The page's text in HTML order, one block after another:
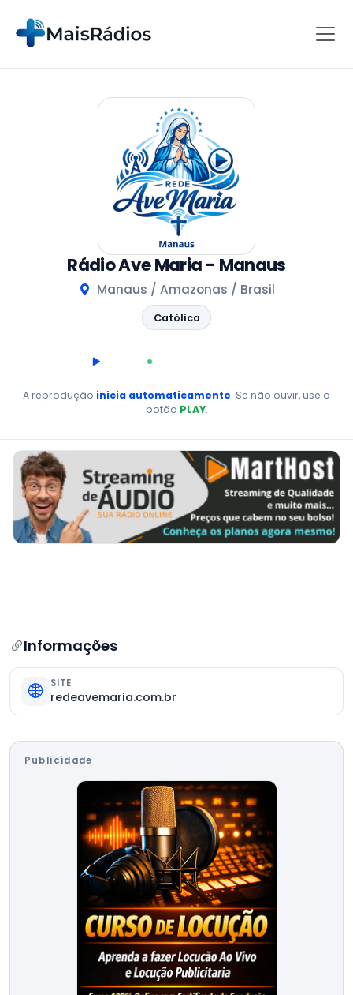
Rádio Ave Maria - Manaus
Manaus / Amazonas / Brasil
Católica
AO VIVO
A reprodução inicia automaticamente. Se não ouvir, use o
botão PLAY.
Informações
SITE
redeavemaria.com.br
Publicidade